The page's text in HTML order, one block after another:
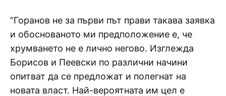
“Горанов не за първи път прави такава заявка
и обоснованото ми предположение е, че
хрумването не е лично негово. Изглежда
Борисов и Пеевски по различни начини
опитват да се предложат и полегнат на
новата власт. Най-вероятната им цел е